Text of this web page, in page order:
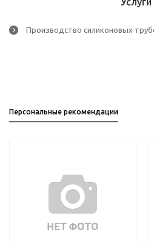
Производство силиконовых
Персональные рекомендации